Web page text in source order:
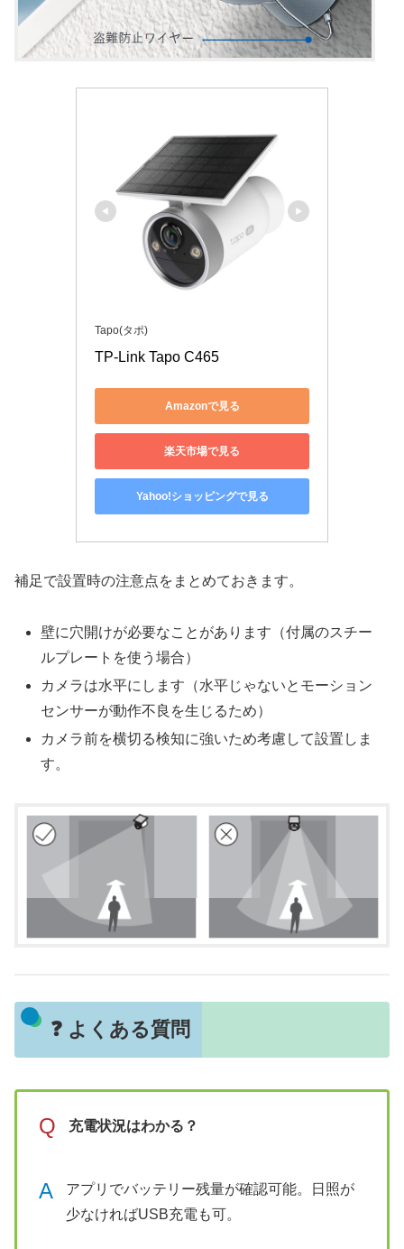
Tapo(タポ)
TP-Link Tapo C465
Amazonで見る
楽天市場で見る
Yahoo!ショッピングで見る
補足で設置時の注意点をまとめておきます。
壁に穴開けが必要なことがあります（付属のスチー
ルプレートを使う場合）
カメラは水平にします（水平じゃないとモーション
センサーが動作不良を生じるため）
カメラ前を横切る検知に強いため考慮して設置しま
す。
❓ よくある質問
Q 充電状況はわかる？
A
アプリでバッテリー残量が確認可能。日照が
少なければUSB充電も可。